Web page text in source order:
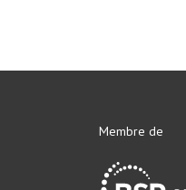
Membre de